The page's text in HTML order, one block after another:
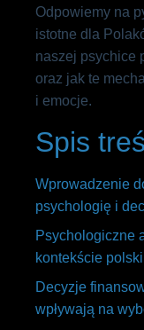
Odpowiemy na
istotne dla
naszej psychice
oraz jak te
i emocje.
Spis
Wprowadzenie
psychologię i
Psychologiczne
kontekście
Decyzje
wpływają na